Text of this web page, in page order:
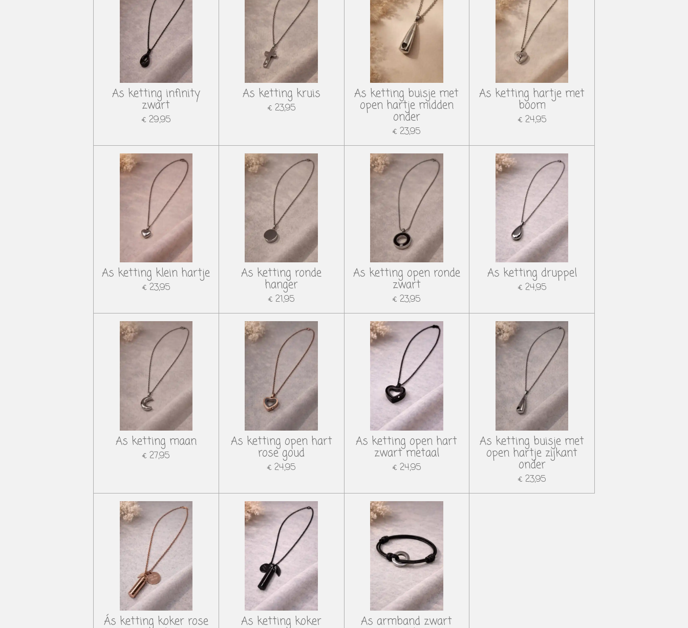
As ketting infinity
zwart
€ 29,95
As ketting kruis
€ 23,95
As ketting buisje met
open hartje midden
onder
€ 23,95
As ketting hartje met
boom
€ 24,95
As ketting klein hartje
€ 23,95
As ketting ronde
hanger
€ 21,95
As ketting open ronde
zwart
€ 23,95
As ketting druppel
€ 24,95
As ketting maan
€ 27,95
As ketting open hart
rose goud
€ 24,95
As ketting open hart
zwart metaal
€ 24,95
As ketting buisje met
open hartje zijkant
onder
€ 23,95
Ás ketting koker rose As ketting koker As armband zwart